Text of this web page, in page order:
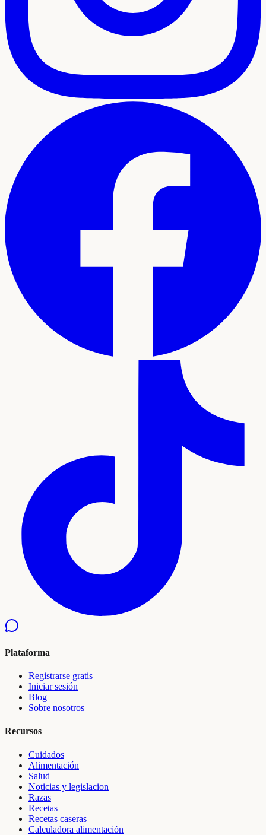
Plataforma
Registrarse gratis
Iniciar sesión
Blog
Sobre nosotros
Recursos
Cuidados
Alimentación
Salud
Noticias y legislacion
Razas
Recetas
Recetas caseras
Calculadora alimentación